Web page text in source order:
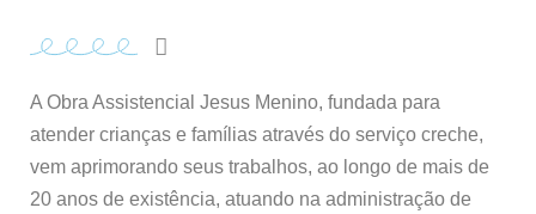
A Obra Assistencial Jesus Menino, fundada para
atender crianças e famílias através do serviço creche,
vem aprimorando seus trabalhos, ao longo de mais de
20 anos de existência, atuando na administração de